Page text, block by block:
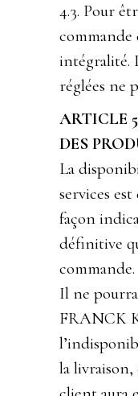
4.3. Pour
commande
intégralité.
réglées ne
ARTICLE
DES
La
services
façon
définitive
commande.
Il ne
FRANCK
la livraison,